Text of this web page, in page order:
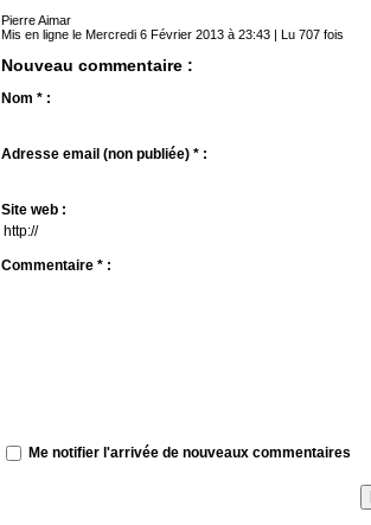
Pierre Aimar
Mis en ligne le Mercredi 6 Février 2013 à 23:43 | Lu 707 fois
Nouveau commentaire :
Nom * :
Adresse email (non publiée) * :
Site web :
Commentaire * :
Me notifier l'arrivée de nouveaux commentaires